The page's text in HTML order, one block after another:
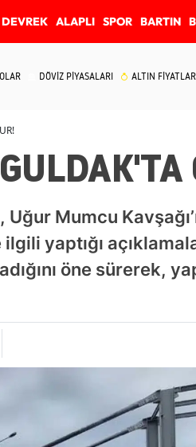
DEVREK ALAPLI SPOR BARTIN
DÖVİZ PİYASALARI ALTIN
Mumcu
yaptığı
öne sürerek,